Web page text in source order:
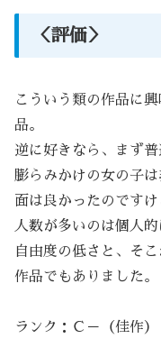
＜評価＞
こういう類の作品に
品。
逆に好きなら、まず
膨らみかけの女の子
面は良かったのですけ
人数が多いのは個人
自由度の低さと、そ
作品でもありました。
ランク：Ｃ－（佳作）